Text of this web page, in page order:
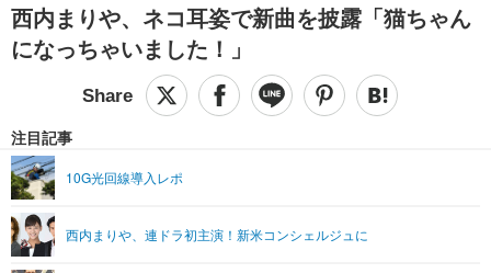
IT・デジタルTOP スマートフォン
ショッピング その他
SPEED TEST
エンタメTOP 映画・ドラマ
グラビア ブログ
ライフTOP
リリース一覧
プッシュ通知の停止方法
西内まりや、ネコ耳姿で新曲を披露「猫ちゃん
になっちゃいました！」
注目記事
10G光回線導入レポ
西内まりや、連ドラ初主演！新米コンシェルジュに